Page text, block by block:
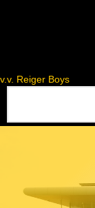
v.v. Reiger Boys